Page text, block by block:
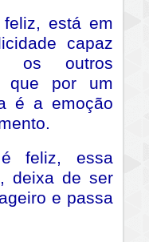
está em
capaz
os outros
que por um
é a emoção
feliz, essa
deixa de ser
e passa